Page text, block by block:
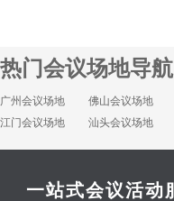
热门会议场地导航
广州会议场地 佛山会议场地
江门会议场地
汕头会议场地
一站式会议活动